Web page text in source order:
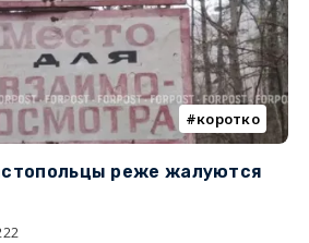
коротко
реже жалуются